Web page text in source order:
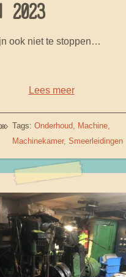
2023
ook niet te stoppen…
Lees meer
Tags: Onderhoud
Machine
Machinekamer Smeerleidingen